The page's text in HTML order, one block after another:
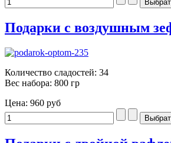
Подарки с воздушным
Количество сладостей: 34
Вес набора: 800 гр
Цена: 960 руб